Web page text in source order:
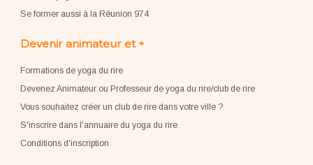
Se former aussi à la Réunion 974
Devenir animateur et +
Formations de yoga du rire
Devenez Animateur ou Professeur de yoga du rire/club de rire
Vous souhaitez créer un club de rire dans votre ville ?
S'inscrire dans l'annuaire du yoga du rire
Conditions d'inscription